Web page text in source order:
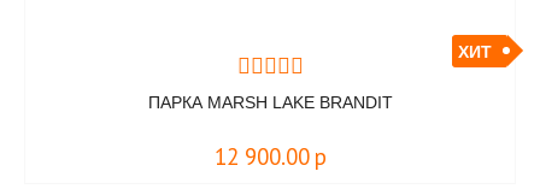
ХИТ
ПАРКА MARSH LAKE BRANDIT
12 900.00 р